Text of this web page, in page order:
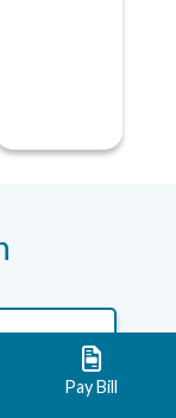
near you
ins...
Pay Bill